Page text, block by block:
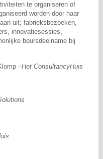
te organiseren of
worden door haar
uit; fabrieksbezoeken,
innovatiesessies,
beursdeelname bij
–Het ConsultancyHuis